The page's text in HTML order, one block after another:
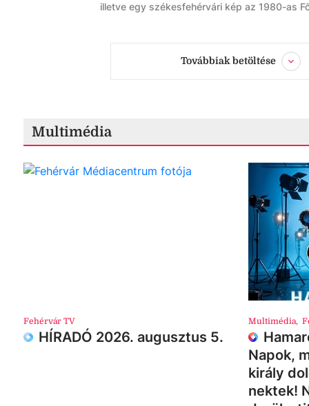
illetve egy székesfehérvári kép az 1980-as
Továbbiak betöltése
Multimédia
Fehérvár TV
HÍRADÓ 2026. augusztus 5.
Multimédia,
Napok,
király
nektek!